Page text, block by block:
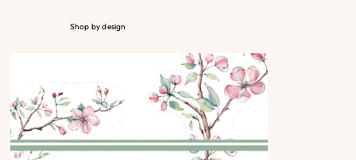
Shop by design